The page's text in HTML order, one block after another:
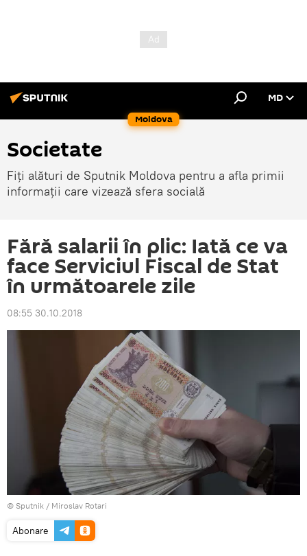
Moldova
MD
Societate
Fiți alături de Sputnik Moldova pentru a afla primii
informații care vizează sfera socială
Fără salarii în plic: Iată ce va
face Serviciul Fiscal de Stat
în următoarele zile
08:55 30.10.2018
© Sputnik / Miroslav Rotari
Abonare